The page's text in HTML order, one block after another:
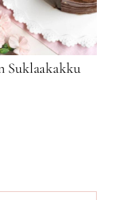
Suklaakakku